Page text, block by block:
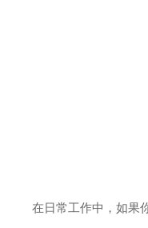
在日常工作中，如果